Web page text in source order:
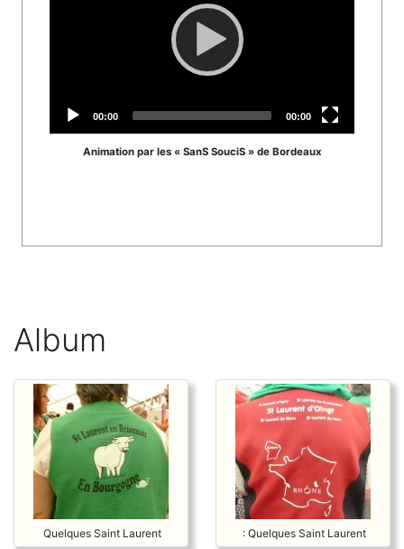
Current
00:00
Total
duration
00:00
Animation par les « SanS SouciS » de Bordeaux
Album
Quelques Saint Laurent : Quelques Saint Laurent